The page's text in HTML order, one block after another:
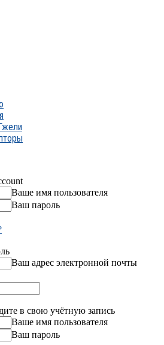
Ваше имя пользователя
Ваш пароль
Ваш адрес электронной почты
в свою учётную запись
Ваше имя пользователя
Ваш пароль